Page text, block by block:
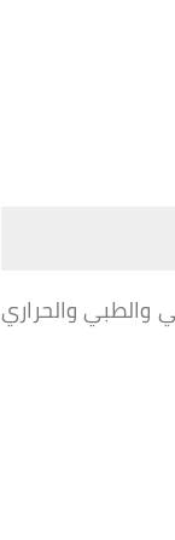
والطبي والحراري